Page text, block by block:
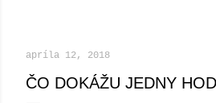
apríla 12, 2018
ČO DOKÁŽU JEDNY